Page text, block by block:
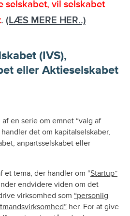
selskabet, vil selskabet
. (LÆS MERE HER..)
(IVS),
eller Aktieselskabet
en serie om emnet “valg af
det om kapitalselskaber,
anpartsselskabet eller
tema, der handler om “Startup”
endvidere viden om det
virksomhed som “personlig
her. For at give